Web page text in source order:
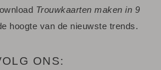
je een proefsetje met staaltjes
Trouwkaarten maken in 9
hoogte van de nieuwste trends.
ONS: